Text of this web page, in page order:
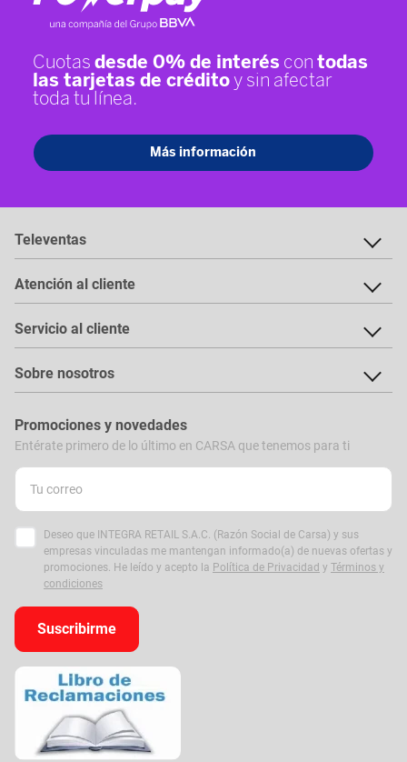
Televentas
Atención al cliente
Servicio al cliente
Sobre nosotros
Promociones y novedades
Entérate primero de lo último en CARSA que tenemos para ti
Deseo que INTEGRA RETAIL S.A.C. (Razón Social de Carsa) y sus
empresas vinculadas me mantengan informado(a) de nuevas ofertas y
promociones. He leído y acepto la Política de Privacidad y Términos y
condiciones
Suscribirme